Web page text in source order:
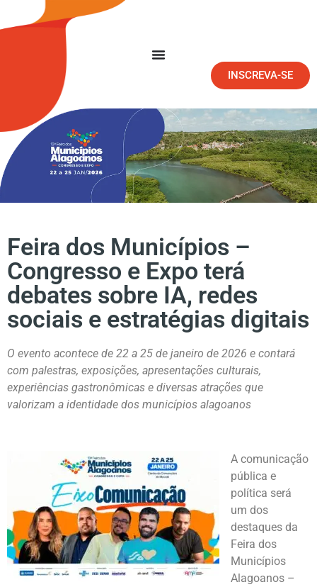
INSCREVA-SE
Feira dos Municípios –
Congresso e Expo terá
debates sobre IA, redes
sociais e estratégias digitais
O evento acontece de 22 a 25 de janeiro de 2026 e contará
com palestras, exposições, apresentações culturais,
experiências gastronômicas e diversas atrações que
valorizam a identidade dos municípios alagoanos
A comunicação
pública e
política será
um dos
destaques da
Feira dos
Municípios
Alagoanos –